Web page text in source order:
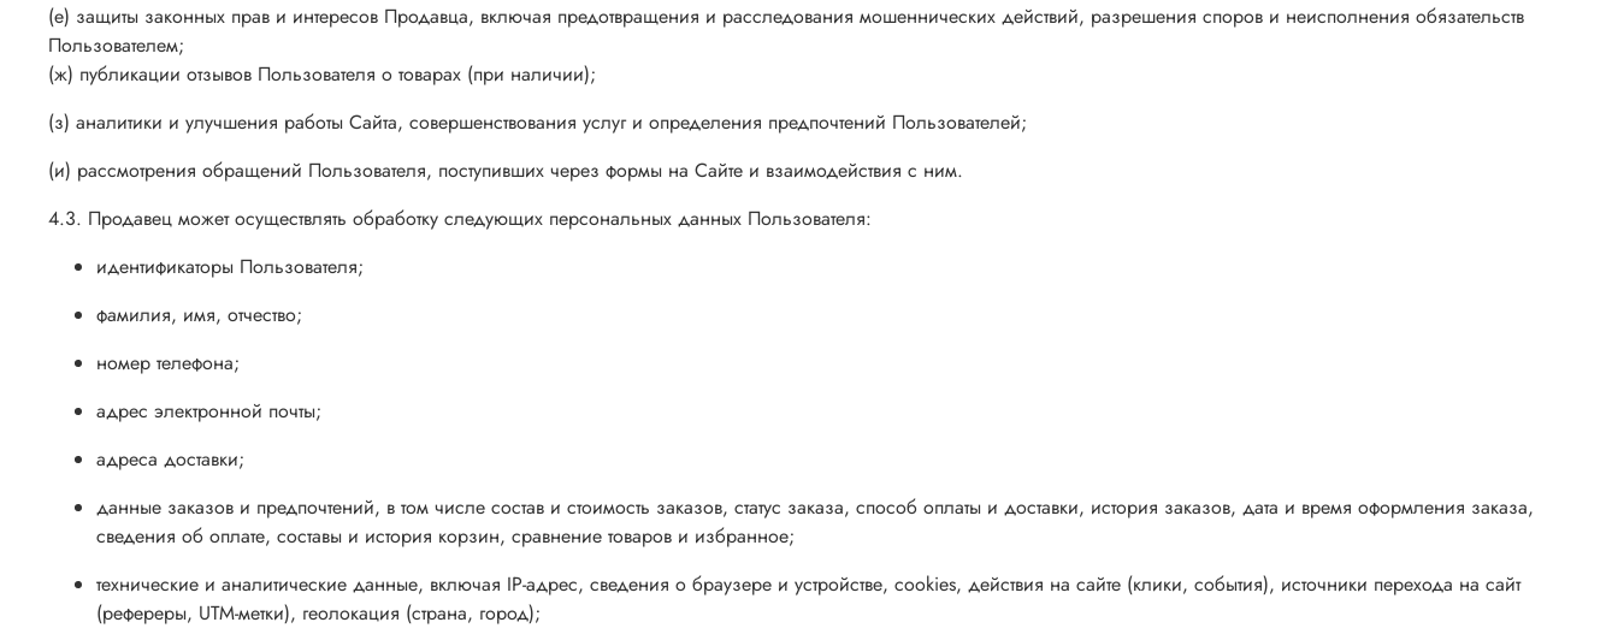
(е) защиты законных прав и интересов Продавца, включая предотвращения и расследования мошеннических действий, разрешения споров и неисполнения обязательств
Пользователем;
(ж) публикации отзывов Пользователя о товарах (при наличии);
(з) аналитики и улучшения работы Сайта, совершенствования услуг и определения предпочтений Пользователей;
(и) рассмотрения обращений Пользователя, поступивших через формы на Сайте и взаимодействия с ним.
4.3. Продавец может осуществлять обработку следующих персональных данных Пользователя:
идентификаторы Пользователя;
фамилия, имя, отчество;
номер телефона;
адрес электронной почты;
адреса доставки;
данные заказов и предпочтений, в том числе состав и стоимость заказов, статус заказа, способ оплаты и доставки, история заказов, дата и время оформления заказа,
сведения об оплате, составы и история корзин, сравнение товаров и избранное;
технические и аналитические данные, включая IP-адрес, сведения о браузере и устройстве, сookies, действия на сайте (клики, события), источники перехода на сайт
(рефереры, UTM-метки), геолокация (страна, город);